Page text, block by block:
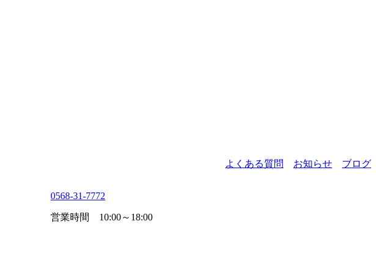
よくある質問 お知らせ ブログ
0568-31-7772
営業時間 10:00～18:00